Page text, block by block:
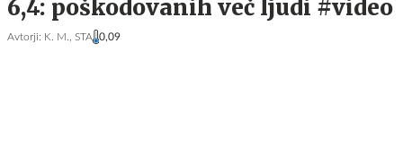
6,4: poškodovanih več ljudi #video
Avtorji: K. M., STA 0,09